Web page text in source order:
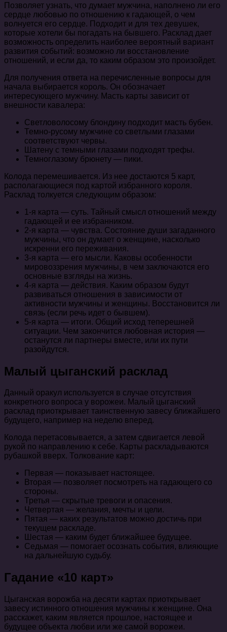
Позволяет узнать, что думает мужчина, наполнено ли его
сердце любовью по отношению к гадающей, о чем
волнуется его сердце. Подходит и для тех девушек,
которые хотели бы погадать на бывшего. Расклад дает
возможность определить наиболее вероятный вариант
развития событий: возможно ли восстановление
отношений, и если да, то каким образом это произойдет.
Для получения ответа на перечисленные вопросы для
начала выбирается король. Он обозначает
интересующего мужчину. Масть карты зависит от
внешности кавалера:
Светловолосому блондину подходит масть бубен.
Темно-русому мужчине со светлыми глазами
соответствуют червы.
Шатену с темными глазами подходят трефы.
Темноглазому брюнету — пики.
Колода перемешивается. Из нее достаются 5 карт,
располагающиеся под картой избранного короля.
Расклад толкуется следующим образом:
1-я карта — суть. Тайный смысл отношений между
гадающей и ее избранником.
2-я карта — чувства. Состояние души загаданного
мужчины, что он думает о женщине, насколько
искренни его переживания.
3-я карта — его мысли. Каковы особенности
мировоззрения мужчины, в чем заключаются его
основные взгляды на жизнь.
4-я карта — действия. Каким образом будут
развиваться отношения в зависимости от
активности мужчины и женщины. Восстановится ли
связь (если речь идет о бывшем).
5-я карта — итоги. Общий исход теперешней
ситуации. Чем закончится любовная история —
останутся ли партнеры вместе, или их пути
разойдутся.
Малый цыганский расклад
Данный оракул используется в случае отсутствия
конкретного вопроса у ворожеи. Малый цыганский
расклад приоткрывает таинственную завесу ближайшего
будущего, например на неделю вперед.
Колода перетасовывается, а затем сдвигается левой
рукой по направлению к себе. Карты раскладываются
рубашкой вверх. Толкование карт:
Первая — показывает настоящее.
Вторая — позволяет посмотреть на гадающего со
стороны.
Третья — скрытые тревоги и опасения.
Четвертая — желания, мечты и цели.
Пятая — каких результатов можно достичь при
текущем раскладе.
Шестая — каким будет ближайшее будущее.
Седьмая — помогает осознать события, влияющие
на дальнейшую судьбу.
Гадание «10 карт»
Цыганская ворожба на десяти картах приоткрывает
завесу истинного отношения мужчины к женщине. Она
расскажет, каким является прошлое, настоящее и
будущее объекта любви или же самой ворожеи.